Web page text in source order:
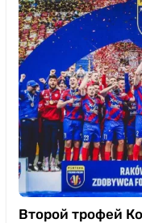
Второй трофей